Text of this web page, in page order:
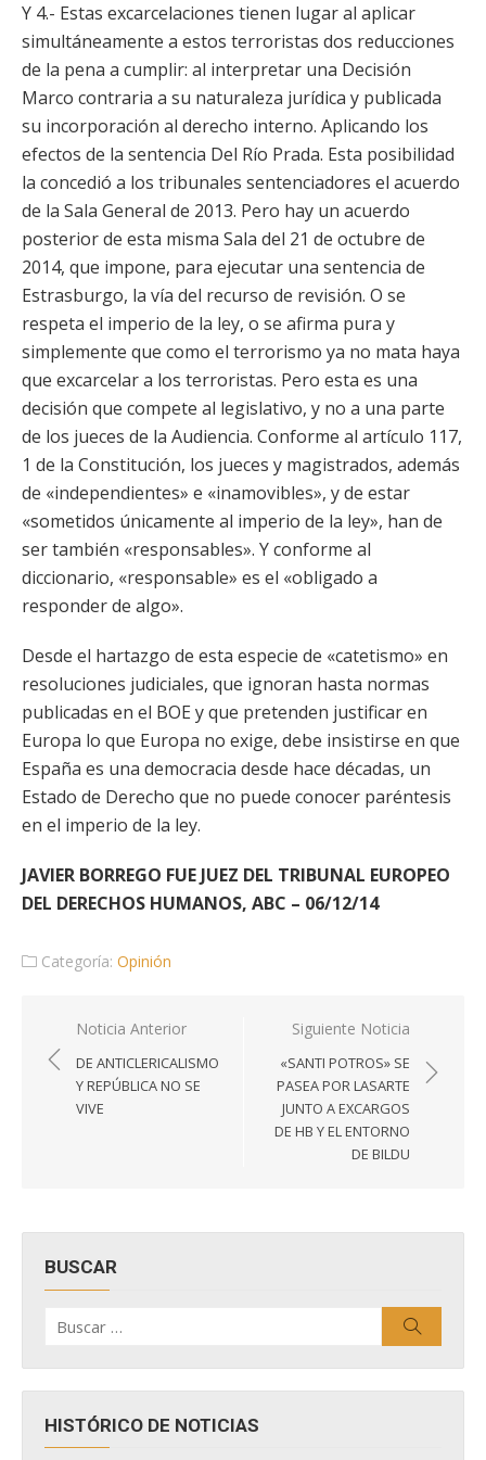
Y 4.- Estas excarcelaciones tienen lugar al aplicar
simultáneamente a estos terroristas dos reducciones
de la pena a cumplir: al interpretar una Decisión
Marco contraria a su naturaleza jurídica y publicada
su incorporación al derecho interno. Aplicando los
efectos de la sentencia Del Río Prada. Esta posibilidad
la concedió a los tribunales sentenciadores el acuerdo
de la Sala General de 2013. Pero hay un acuerdo
posterior de esta misma Sala del 21 de octubre de
2014, que impone, para ejecutar una sentencia de
Estrasburgo, la vía del recurso de revisión. O se
respeta el imperio de la ley, o se afirma pura y
simplemente que como el terrorismo ya no mata haya
que excarcelar a los terroristas. Pero esta es una
decisión que compete al legislativo, y no a una parte
de los jueces de la Audiencia. Conforme al artículo 117,
1 de la Constitución, los jueces y magistrados, además
de «independientes» e «inamovibles», y de estar
«sometidos únicamente al imperio de la ley», han de
ser también «responsables». Y conforme al
diccionario, «responsable» es el «obligado a
responder de algo».
Desde el hartazgo de esta especie de «catetismo» en
resoluciones judiciales, que ignoran hasta normas
publicadas en el BOE y que pretenden justificar en
Europa lo que Europa no exige, debe insistirse en que
España es una democracia desde hace décadas, un
Estado de Derecho que no puede conocer paréntesis
en el imperio de la ley.
JAVIER BORREGO FUE JUEZ DEL TRIBUNAL EUROPEO
DEL DERECHOS HUMANOS, ABC – 06/12/14
Categoría: Opinión
Navegación
de
entradas
Noticia Anterior
DE ANTICLERICALISMO
Y REPÚBLICA NO SE
VIVE
Siguiente Noticia
«SANTI POTROS» SE
PASEA POR LASARTE
JUNTO A EXCARGOS
DE HB Y EL ENTORNO
DE BILDU
BUSCAR
por:
HISTÓRICO DE NOTICIAS